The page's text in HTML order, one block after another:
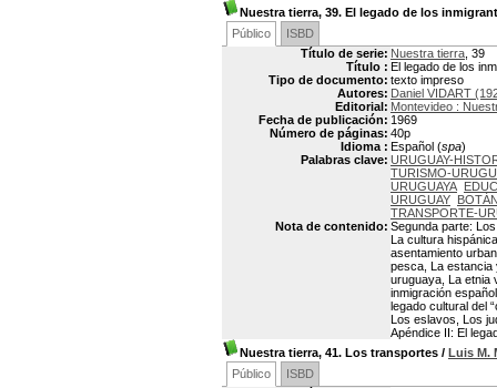
Nuestra tierra, 39. El legado de los
Público
ISBD
Título de serie: Nuestra tierra , 39
Título : El legado de los
Tipo de documento: texto impreso
Autores: Daniel VIDART
Editorial: Montevideo :
Fecha de publicación: 1969
Número de páginas: 40p
Idioma : Español (spa)
Palabras clave: URUGUAY-
TURISMO-
URUGUAYA
URUGUAY
TRANSPORTE-
Nota de contenido: Segunda parte:
La cultura
asentamiento
pesca, La estancia
uruguaya, La etnia
inmigración
legado cultural del
Los eslavos, Los
Apéndice II: El
Nuestra tierra, 41. Los transportes / Luis M.
Público
ISBD